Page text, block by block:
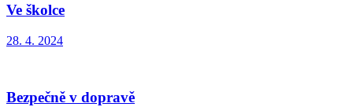
Ve školce
28. 4. 2024
Bezpečně v dopravě